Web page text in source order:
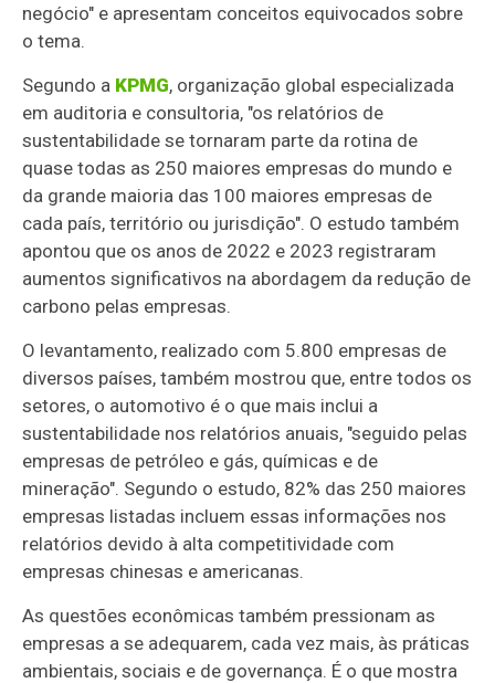
negócio" e apresentam conceitos equivocados sobre
o tema.
Segundo a KPMG, organização global especializada
em auditoria e consultoria, "os relatórios de
sustentabilidade se tornaram parte da rotina de
quase todas as 250 maiores empresas do mundo e
da grande maioria das 100 maiores empresas de
cada país, território ou jurisdição". O estudo também
apontou que os anos de 2022 e 2023 registraram
aumentos significativos na abordagem da redução de
carbono pelas empresas.
O levantamento, realizado com 5.800 empresas de
diversos países, também mostrou que, entre todos os
setores, o automotivo é o que mais inclui a
sustentabilidade nos relatórios anuais, "seguido pelas
empresas de petróleo e gás, químicas e de
mineração". Segundo o estudo, 82% das 250 maiores
empresas listadas incluem essas informações nos
relatórios devido à alta competitividade com
empresas chinesas e americanas.
As questões econômicas também pressionam as
empresas a se adequarem, cada vez mais, às práticas
ambientais, sociais e de governança. É o que mostra